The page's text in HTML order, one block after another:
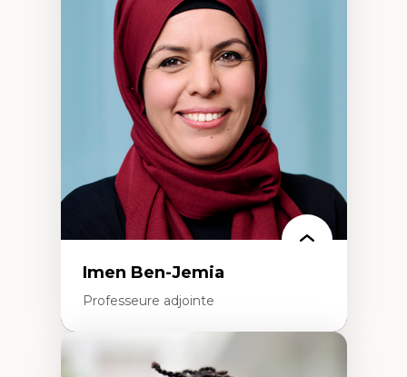
Imen Ben-Jemia
Professeure adjointe
Expertises